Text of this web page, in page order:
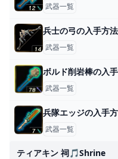
武器一覧
兵士の弓の入手方
武器一覧
ボルド削岩棒の入
武器一覧
兵隊エッジの入手
武器一覧
ティアキン 祠🎵shrine